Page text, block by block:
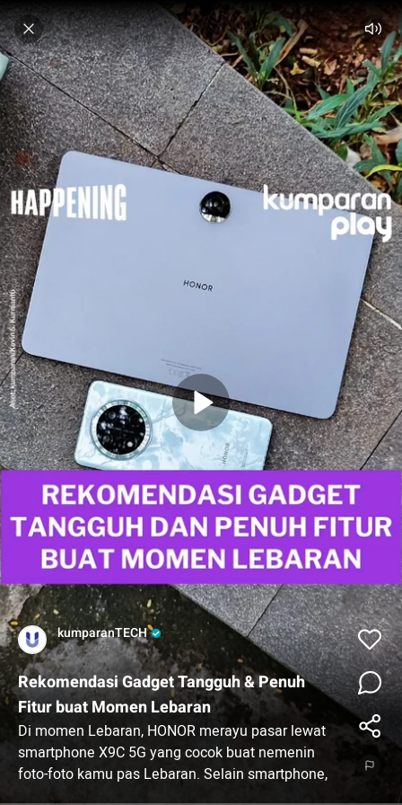
kumparanTECH
9 Apr 2025
Rekomendasi Gadget Tangguh & Penuh
Fitur buat Momen Lebaran
Di momen Lebaran, HONOR merayu pasar lewat
smartphone X9C 5G yang cocok buat nemenin
foto-foto kamu pas Lebaran. Selain smartphone,